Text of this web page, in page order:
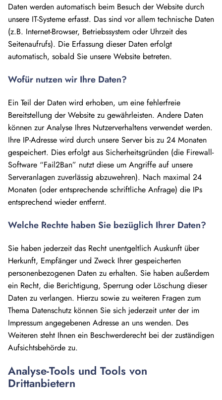
Daten werden automatisch beim Besuch der Website durch
unsere IT-Systeme erfasst. Das sind vor allem technische Daten
(z.B. Internet-Browser, Betriebssystem oder Uhrzeit des
Seitenaufrufs). Die Erfassung dieser Daten erfolgt
automatisch, sobald Sie unsere Website betreten.
Wofür nutzen wir Ihre Daten?
Ein Teil der Daten wird erhoben, um eine fehlerfreie
Bereitstellung der Website zu gewährleisten. Andere Daten
können zur Analyse Ihres Nutzerverhaltens verwendet werden.
Ihre IP-Adresse wird durch unsere Server bis zu 24 Monaten
gespeichert. Dies erfolgt aus Sicherheitsgründen (die Firewall-
Software “Fail2Ban” nutzt diese um Angriffe auf unsere
Serveranlagen zuverlässig abzuwehren). Nach maximal 24
Monaten (oder entsprechende schriftliche Anfrage) die IPs
entsprechend wieder entfernt.
Welche Rechte haben Sie bezüglich Ihrer Daten?
Sie haben jederzeit das Recht unentgeltlich Auskunft über
Herkunft, Empfänger und Zweck Ihrer gespeicherten
personenbezogenen Daten zu erhalten. Sie haben außerdem
ein Recht, die Berichtigung, Sperrung oder Löschung dieser
Daten zu verlangen. Hierzu sowie zu weiteren Fragen zum
Thema Datenschutz können Sie sich jederzeit unter der im
Impressum angegebenen Adresse an uns wenden. Des
Weiteren steht Ihnen ein Beschwerderecht bei der zuständigen
Aufsichtsbehörde zu.
Analyse-Tools und Tools von
Drittanbietern